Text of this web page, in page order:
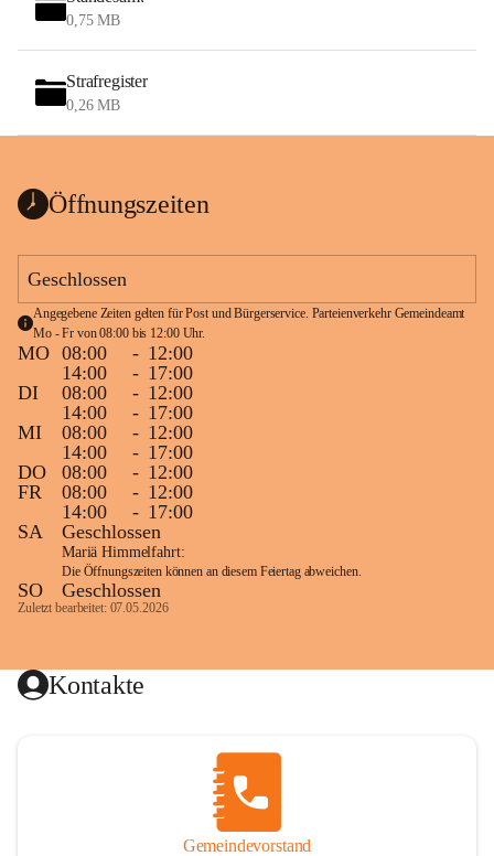
0,75 MB
Strafregister
0,26 MB
Öffnungszeiten
Geschlossen
Angegebene Zeiten gelten für Post und Bürgerservice. Parteienverkehr Gemeindeamt
Mo - Fr von 08:00 bis 12:00 Uhr.
MO 08:00 - 12:00
14:00
- 17:00
DI
08:00 - 12:00
14:00
- 17:00
MI
08:00 - 12:00
14:00
- 17:00
DO
08:00 - 12:00
FR
08:00 - 12:00
14:00
- 17:00
SA
Geschlossen
Mariä Himmelfahrt:
Die Öffnungszeiten können an diesem Feiertag abweichen.
SO Geschlossen
Zuletzt bearbeitet: 07.05.2026
Kontakte
Gemeindevorstand